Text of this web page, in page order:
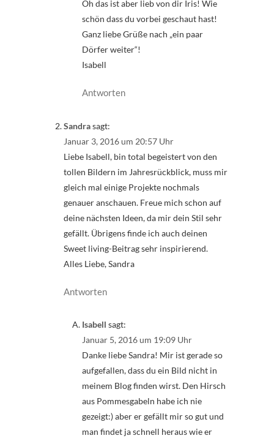
Oh das ist aber lieb von dir Iris! Wie
schön dass du vorbei geschaut hast!
Ganz liebe Grüße nach „ein paar
Dörfer weiter“!
Isabell
Antworten
Sandrasagt:
Januar 3, 2016 um 20:57 Uhr
Liebe Isabell, bin total begeistert von den
tollen Bildern im Jahresrückblick, muss mir
gleich mal einige Projekte nochmals
genauer anschauen. Freue mich schon auf
deine nächsten Ideen, da mir dein Stil sehr
gefällt. Übrigens finde ich auch deinen
Sweet living-Beitrag sehr inspirierend.
Alles Liebe, Sandra
Antworten
Isabell sagt:
Januar 5, 2016 um 19:09 Uhr
Danke liebe Sandra! Mir ist gerade so
aufgefallen, dass du ein Bild nicht in
meinem Blog finden wirst. Den Hirsch
aus Pommesgabeln habe ich nie
gezeigt:) aber er gefällt mir so gut und
man findet ja schnell heraus wie er